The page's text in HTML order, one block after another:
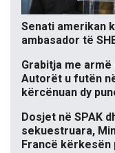
Senati amerikan
ambasador të
Grabitja me
Autorët u futën
kërcënuan dy
Dosjet në SPAK
sekuestruara,
Francë kërkesën